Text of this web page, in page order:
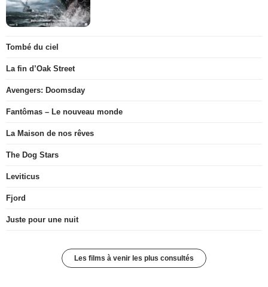
Tombé du ciel
La fin d’Oak Street
Avengers: Doomsday
Fantômas – Le nouveau monde
La Maison de nos rêves
The Dog Stars
Leviticus
Fjord
Juste pour une nuit
Les films à venir les plus consultés